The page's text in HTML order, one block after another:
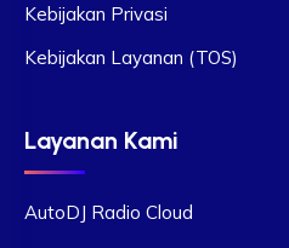
Kebijakan Privasi
Kebijakan Layanan (TOS)
Layanan Kami
AutoDJ Radio Cloud